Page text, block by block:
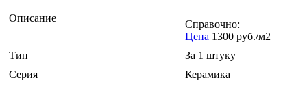
Описание
Справочно:
Цена 1300 руб./м2
Тип
За 1 штуку
Серия
Керамика